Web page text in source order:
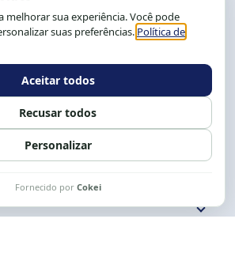
CEP: 40.150-055
Salvador-BA, Brasil.
5457, Cel.: (71) 9 9239-2104 ou 2105
8h às 12h e 13 às 17h.
redes Fale conosco